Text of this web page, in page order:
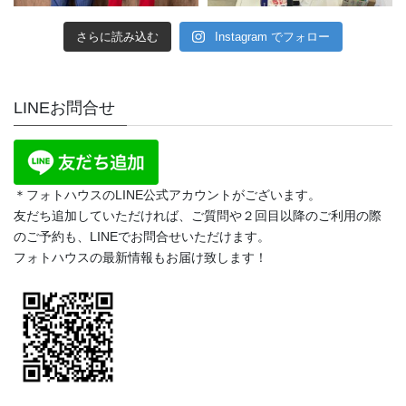
さらに読み込む Instagram でフォロー
LINEお問合せ
＊フォトハウスのLINE公式アカウントがございます。
友だち追加していただければ、ご質問や２回目以降のご利用の際
のご予約も、LINEでお問合せいただけます。
フォトハウスの最新情報もお届け致します！